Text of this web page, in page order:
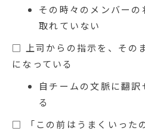
その時々のメンバー
取れていない
□ 上司からの指示を、その
になっている
自チームの文脈に翻
る
□ 「この前はうまくいった